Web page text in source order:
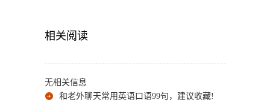
相关阅读
无相关信息
和老外聊天常用英语口语99句，建议收藏!